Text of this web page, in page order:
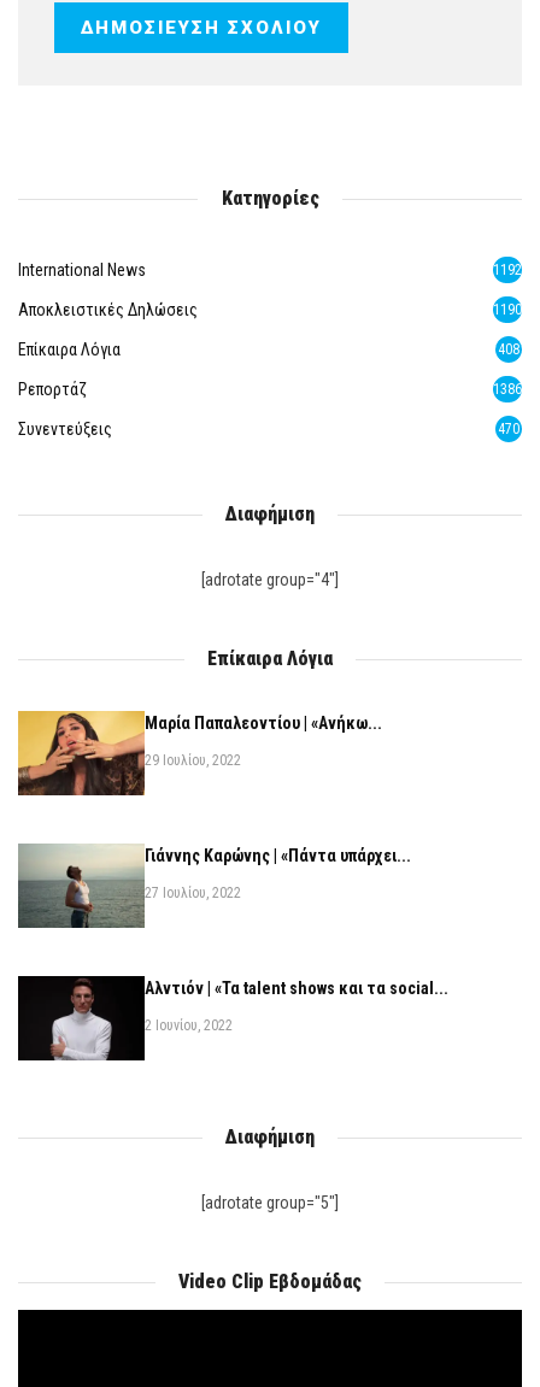
Κατηγορίες
International News 1192
Αποκλειστικές Δηλώσεις 1190
Επίκαιρα Λόγια 408
Ρεπορτάζ 1386
Συνεντεύξεις 470
Διαφήμιση
[adrotate group="4"]
Επίκαιρα Λόγια
Μαρία Παπαλεοντίου | «Ανήκω...
29 Ιουλίου, 2022
Γιάννης Καρώνης | «Πάντα υπάρχει...
27 Ιουλίου, 2022
Αλντιόν | «Τα talent shows και τα social...
2 Ιουνίου, 2022
Διαφήμιση
[adrotate group="5"]
Video Clip Εβδομάδας